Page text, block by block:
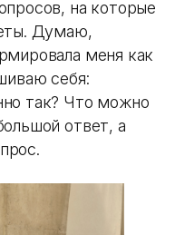
на которые
Думаю,
меня как
себя:
так? Что можно
ответ, а